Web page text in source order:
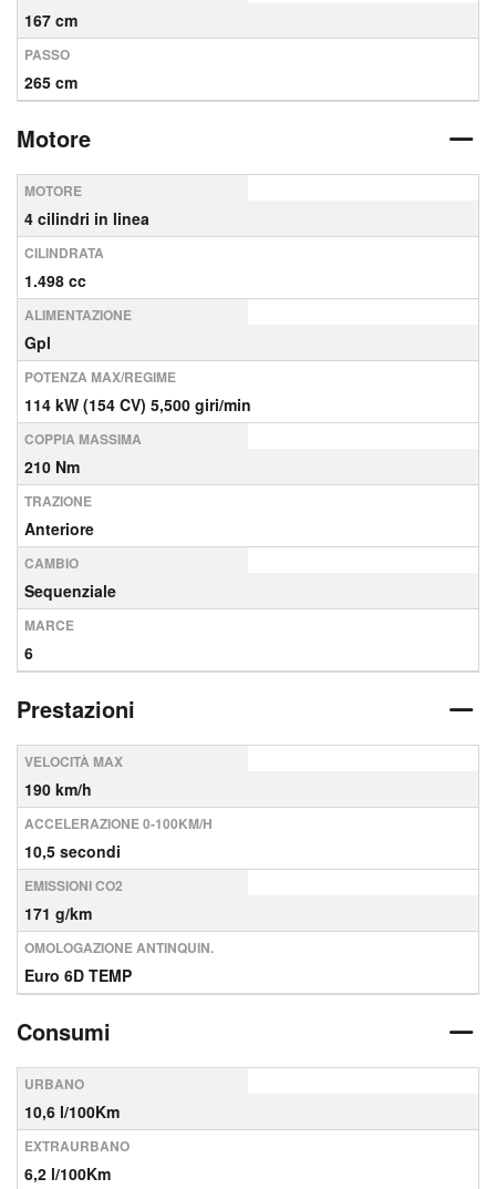
167 cm
PASSO
265 cm
Motore
MOTORE
4 cilindri in linea
CILINDRATA
1.498 cc
ALIMENTAZIONE
Gpl
POTENZA MAX/REGIME
114 kW (154 CV) 5,500 giri/min
COPPIA MASSIMA
210 Nm
TRAZIONE
Anteriore
CAMBIO
Sequenziale
MARCE
6
Prestazioni
VELOCITÀ MAX
190 km/h
ACCELERAZIONE 0-100KM/H
10,5 secondi
EMISSIONI CO2
171 g/km
OMOLOGAZIONE ANTINQUIN.
Euro 6D TEMP
Consumi
URBANO
10,6 l/100Km
EXTRAURBANO
6,2 l/100Km